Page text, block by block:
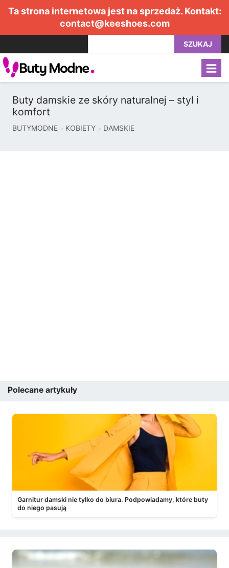
Ta strona internetowa jest na sprzedaż. Kontakt:
contact@keeshoes.com
SZUKAJ
Buty damskie ze skóry naturalnej – styl i
komfort
BUTYMODNE KOBIETY DAMSKIE
Polecane artykuły
Garnitur damski nie tylko do biura. Podpowiadamy, które buty
do niego pasują